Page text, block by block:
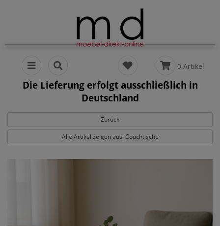
0 Artikel
Die Lieferung erfolgt ausschließlich in
Deutschland
Zurück
Alle Artikel zeigen aus: Couchtische